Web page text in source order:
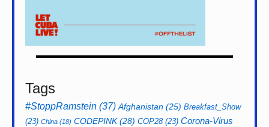
Tags
#StoppRamstein (37) Afghanistan (25) Breakfast_Show
(23) China (18) CODEPINK(28) COP28(23) Corona-Virus